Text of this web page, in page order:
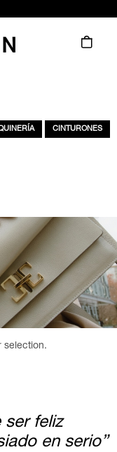
CINTURONES
selection.
ser feliz
en serio”